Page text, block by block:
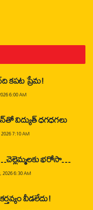
కపట ప్రేమ!
6:00 AM
విద్యుత్ ధగధగలు
7:10 AM
భరోసా…
2026 6:30 AM
వీడలేదు!